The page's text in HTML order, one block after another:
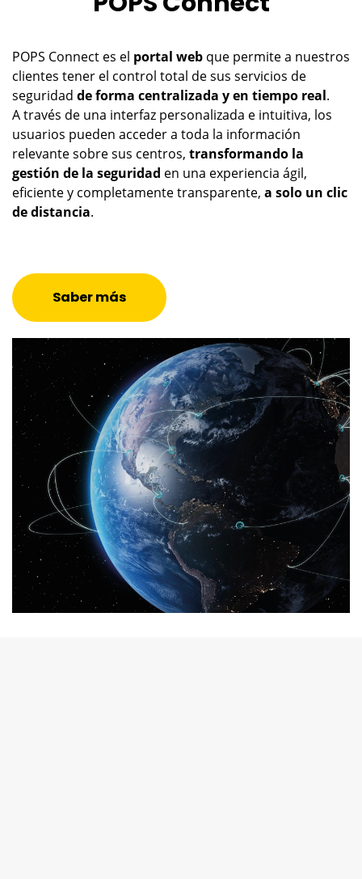
POPS Connect es el portal web que permite a nuestros
clientes tener el control total de sus servicios de
seguridad de forma centralizada y en tiempo real.
A través de una interfaz personalizada e intuitiva, los
usuarios pueden acceder a toda la información
relevante sobre sus centros, transformando la
gestión de la seguridad en una experiencia ágil,
eficiente y completamente transparente, a solo un clic
de distancia.
Saber más